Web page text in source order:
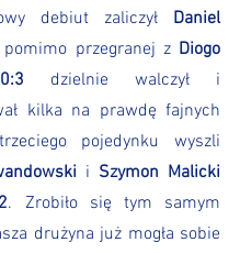
debiut zaliczył Daniel
przegranej z Diogo
dzielnie walczył i
kilka na prawdę fajnych
i Szymon Malicki
. Zrobiło się tym samym
drużyna już mogła sobie